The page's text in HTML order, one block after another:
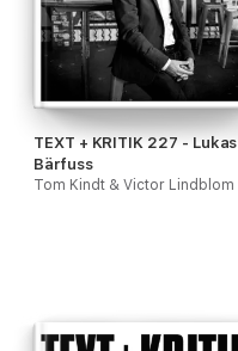
TEXT + KRITIK 227 - Lukas
Bärfuss
Tom Kindt & Victor Lindblom